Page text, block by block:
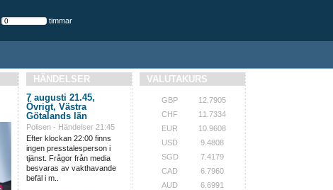
timmar
HÄNDELSER
7 augusti 21.45,
Övrigt, Västra
Götalands län
Polisen - Händelser 21:45
Efter klockan 22:00 finns
ingen presstalesperson i
tjänst. Frågor från media
besvaras av vakthavande
befäl i m..
VALUTAKURS
GBP
12.7905
CHF
11.7334
EUR
10.9608
USD
9.4808
SGD
7.4179
CAD
6.7960
AUD
6.6991